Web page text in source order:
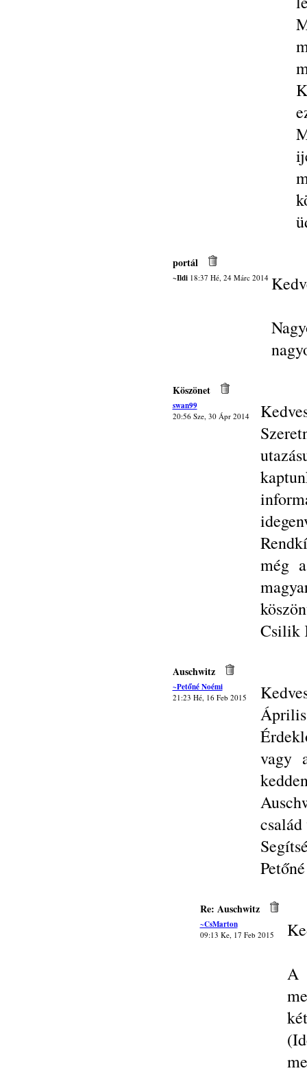
portál
~Ildi18:37 Hé, 24 Márc 2014
Köszönet
swan99
20:56 Sze, 30 Ápr 2014
még
Csilik
Auschwitz
~Petőné Noémi
21:23 Hé, 16 Feb 2015
vagy
Re: Auschwitz
~CsMarton
09:13 Ke, 17 Feb 2015
A